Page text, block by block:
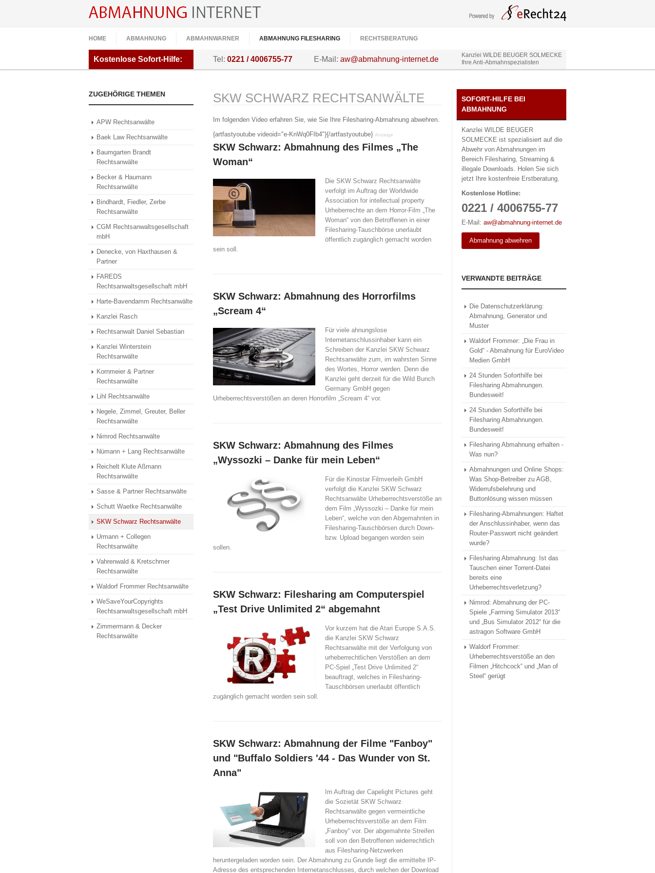
HOME ABMAHNUNG ABMAHNWARNER ABMAHNUNG FILESHARING RECHTSBERATUNG
Kostenlose Sofort-Hilfe: Tel: 0221 / 4006755-77 E-Mail: aw@abmahnung-internet.de
Kanzlei WILDE BEUGER SOLMECKE
Ihre Anti-Abmahnspezialisten
SKW SCHWARZ RECHTSANWÄLTE
Im folgenden Video erfahren Sie, wie Sie Ihre Filesharing-Abmahnung abwehren.
{artfastyoutube videoid="e-KnWq0FIb4"}{/artfastyoutube} Anzeige
SKW Schwarz: Abmahnung des Filmes „The
Woman“
Die SKW Schwarz Rechtsanwälte
verfolgt im Auftrag der Worldwide
Association for intellectual property
Urheberrechte an dem Horror-Film „The
Woman“ von den Betroffenen in einer
Filesharing-Tauschbörse unerlaubt
öffentlich zugänglich gemacht worden
sein soll.
SKW Schwarz: Abmahnung des Horrorfilms
„Scream 4“
Für viele ahnungslose
Internetanschlussinhaber kann ein
Schreiben der Kanzlei SKW Schwarz
Rechtsanwälte zum, im wahrsten Sinne
des Wortes, Horror werden. Denn die
Kanzlei geht derzeit für die Wild Bunch
Germany GmbH gegen
Urheberrechtsverstößen an deren Horrorfilm „Scream 4“ vor.
SKW Schwarz: Abmahnung des Filmes
„Wyssozki – Danke für mein Leben“
Für die Kinostar Filmverleih GmbH
verfolgt die Kanzlei SKW Schwarz
Rechtsanwälte Urheberrechtsverstöße an
dem Film „Wyssozki – Danke für mein
Leben“, welche von den Abgemahnten in
Filesharing-Tauschbörsen durch Down-
bzw. Upload begangen worden sein
sollen.
SKW Schwarz: Filesharing am Computerspiel
„Test Drive Unlimited 2“ abgemahnt
Vor kurzem hat die Atari Europe S.A.S.
die Kanzlei SKW Schwarz
Rechtsanwälte mit der Verfolgung von
urheberrechtlichen Verstößen an dem
PC-Spiel „Test Drive Unlimited 2“
beauftragt, welches in Filesharing-
Tauschbörsen unerlaubt öffentlich
zugänglich gemacht worden sein soll.
SKW Schwarz: Abmahnung der Filme "Fanboy"
und "Buffalo Soldiers '44 - Das Wunder von St.
Anna"
Im Auftrag der Capelight Pictures geht
die Sozietät SKW Schwarz
Rechtsanwälte gegen vermeintliche
Urheberrechtsverstöße an dem Film
„Fanboy“ vor. Der abgemahnte Streifen
soll von den Betroffenen widerrechtlich
aus Filesharing-Netzwerken
heruntergeladen worden sein. Der Abmahnung zu Grunde liegt die ermittelte IP-
Adresse des entsprechenden Internetanschlusses, durch welchen der Download
ZUGEHÖRIGE THEMEN
APW Rechtsanwälte
Baek Law Rechtsanwälte
Baumgarten Brandt
Rechtsanwälte
Becker & Haumann
Rechtsanwälte
Bindhardt, Fiedler, Zerbe
Rechtsanwälte
CGM Rechtsanwaltsgesellschaft
mbH
Denecke, von Haxthausen &
Partner
FAREDS
Rechtsanwaltsgesellschaft mbH
Harte-Bavendamm Rechtsanwälte
Kanzlei Rasch
Rechtsanwalt Daniel Sebastian
Kanzlei Winterstein
Rechtsanwälte
Kornmeier & Partner
Rechtsanwälte
Lihl Rechtsanwälte
Negele, Zimmel, Greuter, Beller
Rechtsanwälte
Nimrod Rechtsanwälte
Nümann + Lang Rechtsanwälte
Reichelt Klute Aßmann
Rechtsanwälte
Sasse & Partner Rechtsanwälte
Schutt Waetke Rechtsanwälte
SKW Schwarz Rechtsanwälte
Urmann + Collegen
Rechtsanwälte
Vahrenwald & Kretschmer
Rechtsanwälte
Waldorf Frommer Rechtsanwälte
WeSaveYourCopyrights
Rechtsanwaltsgesellschaft mbH
Zimmermann & Decker
Rechtsanwälte
SOFORT-HILFE BEI
ABMAHNUNG
Kanzlei WILDE BEUGER
SOLMECKE ist spezialisiert auf die
Abwehr von Abmahnungen im
Bereich Filesharing, Streaming &
illegale Downloads. Holen Sie sich
jetzt Ihre kostenfreie Erstberatung.
Kostenlose Hotline:
0221 / 4006755-77
E-Mail: aw@abmahnung-internet.de
Abmahnung abwehren
VERWANDTE BEITRÄGE
Die Datenschutzerklärung:
Abmahnung, Generator und
Muster
Waldorf Frommer: „Die Frau in
Gold“ - Abmahnung für EuroVideo
Medien GmbH
24 Stunden Soforthilfe bei
Filesharing Abmahnungen.
Bundesweit!
24 Stunden Soforthilfe bei
Filesharing Abmahnungen.
Bundesweit!
Filesharing Abmahnung erhalten -
Was nun?
Abmahnungen und Online Shops:
Was Shop-Betreiber zu AGB,
Widerrufsbelehrung und
Buttonlösung wissen müssen
Filesharing-Abmahnungen: Haftet
der Anschlussinhaber, wenn das
Router-Passwort nicht geändert
wurde?
Filesharing Abmahnung: Ist das
Tauschen einer Torrent-Datei
bereits eine
Urheberrechtsverletzung?
Nimrod: Abmahnung der PC-
Spiele „Farming Simulator 2013“
und „Bus Simulator 2012“ für die
astragon Software GmbH
Waldorf Frommer:
Urheberrechtsverstöße an den
Filmen „Hitchcock“ und „Man of
Steel“ gerügt